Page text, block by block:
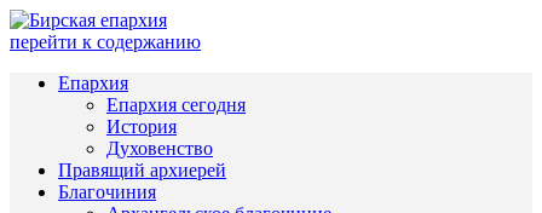
перейти к содержанию
Епархия
Епархия сегодня
История
Духовенство
Правящий архиерей
Благочиния